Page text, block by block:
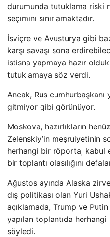
durumunda tutuklama riski
seçimini sınırlamaktadır.
İsviçre ve Avusturya gibi
karşı savaşı sona
istisna yapmaya hazır
tutuklamaya söz verdi.
Ancak, Rus
gitmiyor gibi görünüyor.
Moskova, hazırlıkların
Zelenskiy’in meşruiyetinin
herhangi bir röportaj kabul
bir toplantı olasılığını
Ağustos ayında Alaska
dış politikası olan Yuri
açıklamada, Trump ve
yapılan toplantıda herhangi
söyledi.